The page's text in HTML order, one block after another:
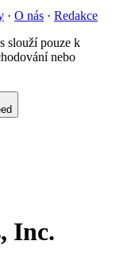
· O nás · Redakce
slouží pouze k
nebo
Inc.